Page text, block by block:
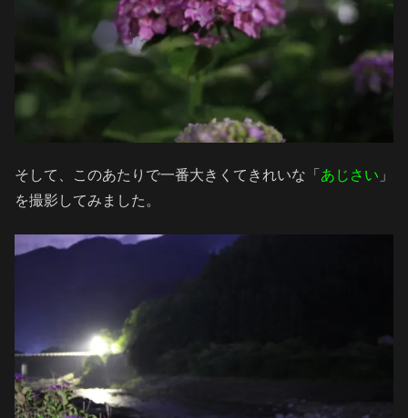
そして、このあたりで一番大きくてきれいな「 あじさい 」
を撮影してみました。